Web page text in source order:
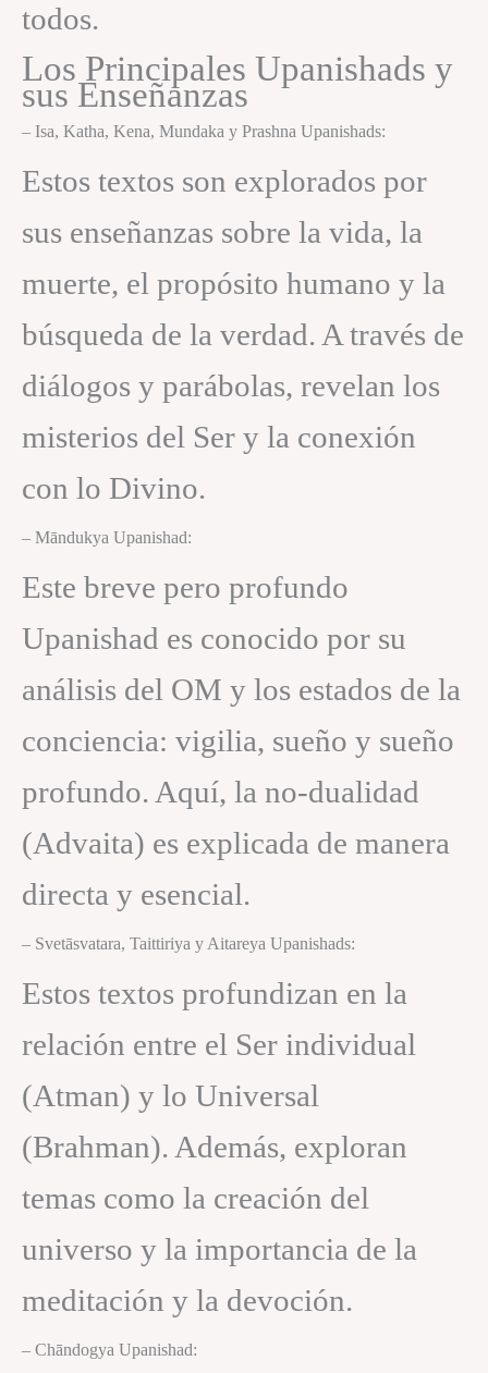
todos.
Los Principales Upanishads y
sus Enseñanzas
– Isa, Katha, Kena, Mundaka y Prashna Upanishads:
Estos textos son explorados por
sus enseñanzas sobre la vida, la
muerte, el propósito humano y la
búsqueda de la verdad. A través de
diálogos y parábolas, revelan los
misterios del Ser y la conexión
con lo Divino.
– Māndukya Upanishad:
Este breve pero profundo
Upanishad es conocido por su
análisis del OM y los estados de la
conciencia: vigilia, sueño y sueño
profundo. Aquí, la no-dualidad
(Advaita) es explicada de manera
directa y esencial.
– Svetāsvatara, Taittiriya y Aitareya Upanishads:
Estos textos profundizan en la
relación entre el Ser individual
(Atman) y lo Universal
(Brahman). Además, exploran
temas como la creación del
universo y la importancia de la
meditación y la devoción.
– Chāndogya Upanishad: